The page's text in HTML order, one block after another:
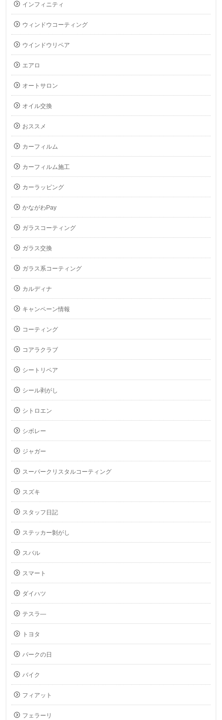
インフィニティ
ウィンドウコーティング
ウインドウリペア
エアロ
オートサロン
オイル交換
おススメ
カーフィルム
カーフィルム施工
カーラッピング
かながわPay
ガラスコーティング
ガラス交換
ガラス系コーティング
カルディナ
キャンペーン情報
コーティング
コアラクラブ
シートリペア
シール剥がし
シトロエン
シボレー
ジャガー
スーパークリスタルコーティング
スズキ
スタッフ日記
ステッカー剝がし
スバル
スマート
ダイハツ
テスラ―
トヨタ
パークの日
バイク
フィアット
フェラーリ